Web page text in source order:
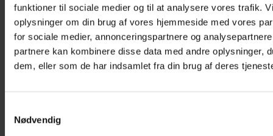
funktioner til sociale medier og til at analysere vores trafik.
oplysninger om din brug af vores hjemmeside med vores
for sociale medier, annonceringspartnere og
partnere kan kombinere disse data med andre oplysninger,
dem, eller som de har indsamlet fra din brug af deres
Nødvendig